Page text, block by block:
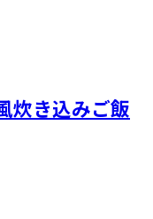
炊き込みご飯